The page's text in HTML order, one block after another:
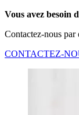
Vous avez besoin
Contactez-nous par
CONTACTEZ-